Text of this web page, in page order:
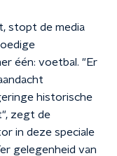
stopt de media
één: voetbal. "Er
historische
zegt de
in deze speciale
gelegenheid van